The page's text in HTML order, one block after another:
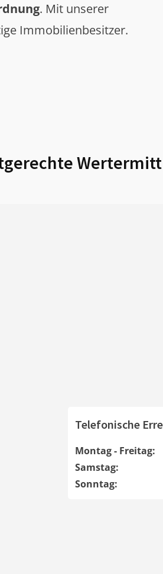
. Mit unserer
Immobilienbesitzer.
Telefonische
Montag - Freitag:
Samstag:
Sonntag: